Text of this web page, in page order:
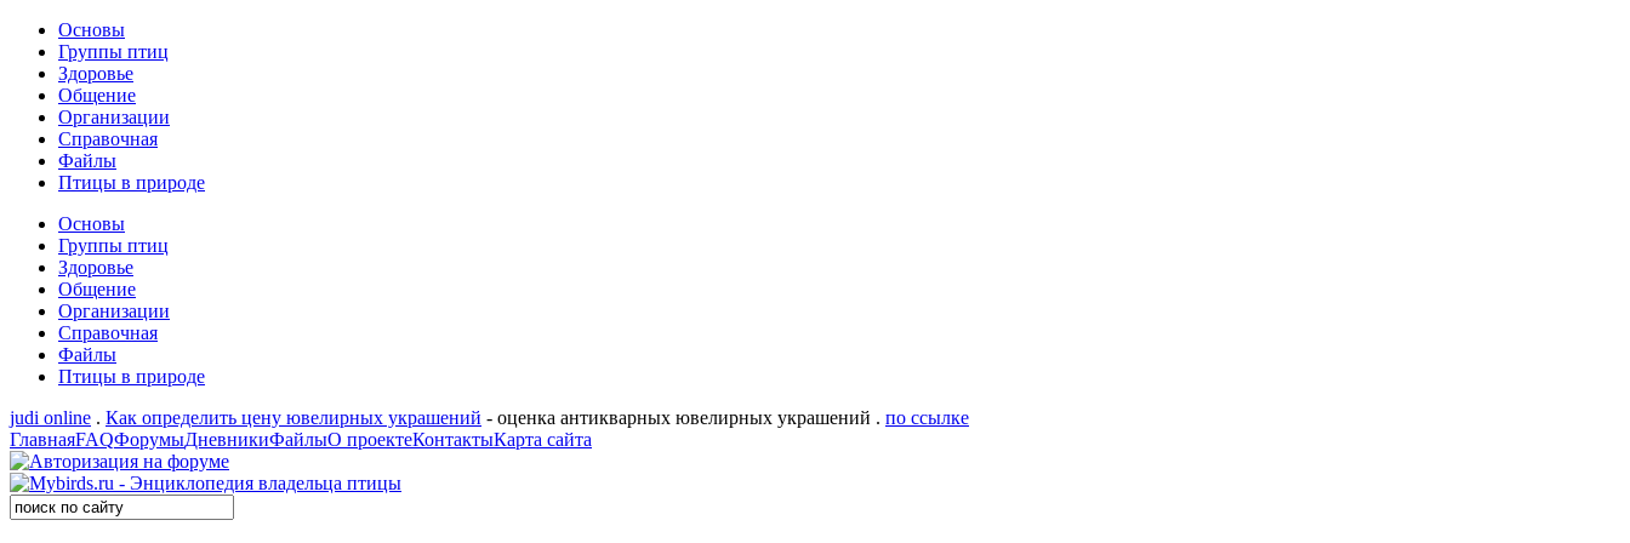
Основы
Группы птиц
Здоровье
Общение
Организации
Справочная
Файлы
Птицы в природе
Основы
Группы птиц
Здоровье
Общение
Организации
Справочная
Файлы
Птицы в природе
judi online . Как определить цену ювелирных украшений - оценка антикварных ювелирных украшений . по ссылке
ГлавнаяFAQФорумыДневникиФайлыО проектеКонтактыКарта сайта